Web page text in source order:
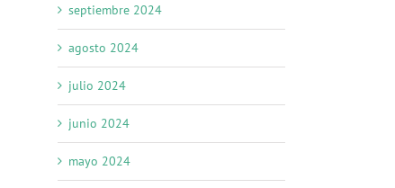
septiembre 2024
agosto 2024
julio 2024
junio 2024
mayo 2024